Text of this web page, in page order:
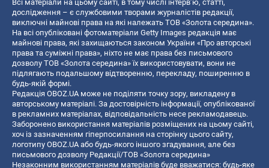
Всі матеріали на цьому сайті, в тому числі інтерв’ю, статті,
дослідження – є службовими творами журналістів редакції,
виключні майнові права на які належать ТОВ «Золота середина».
На всі опубліковані фотоматеріали Getty Images редакція має
майнові права, які захищаються законом України «Про авторські
права та суміжні права», ніхто не має права без письмового
дозволу ТОВ «Золота середина» їх використовувати, вони не
підлягають подальшому відтворенню, перекладу, поширенню в
будь-якій формі.
Редакція OBOZ.UA може не поділяти точку зору, викладену в
авторському матеріалі. За достовірність інформації, опублікованої
в рекламних матеріалах, відповідальність несе рекламодавець.
Заборонено використання матеріалів розміщених на цьому сайті,
хоч із зазначенням гіперпосилання на сторінку цього сайту,
логотипу OBOZ.UA або будь-якого іншого згадування, але без
письмового дозволу Редакції/ТОВ «Золота середина»
Незаконним використанням матеріалів буде вважатися: будь-яке